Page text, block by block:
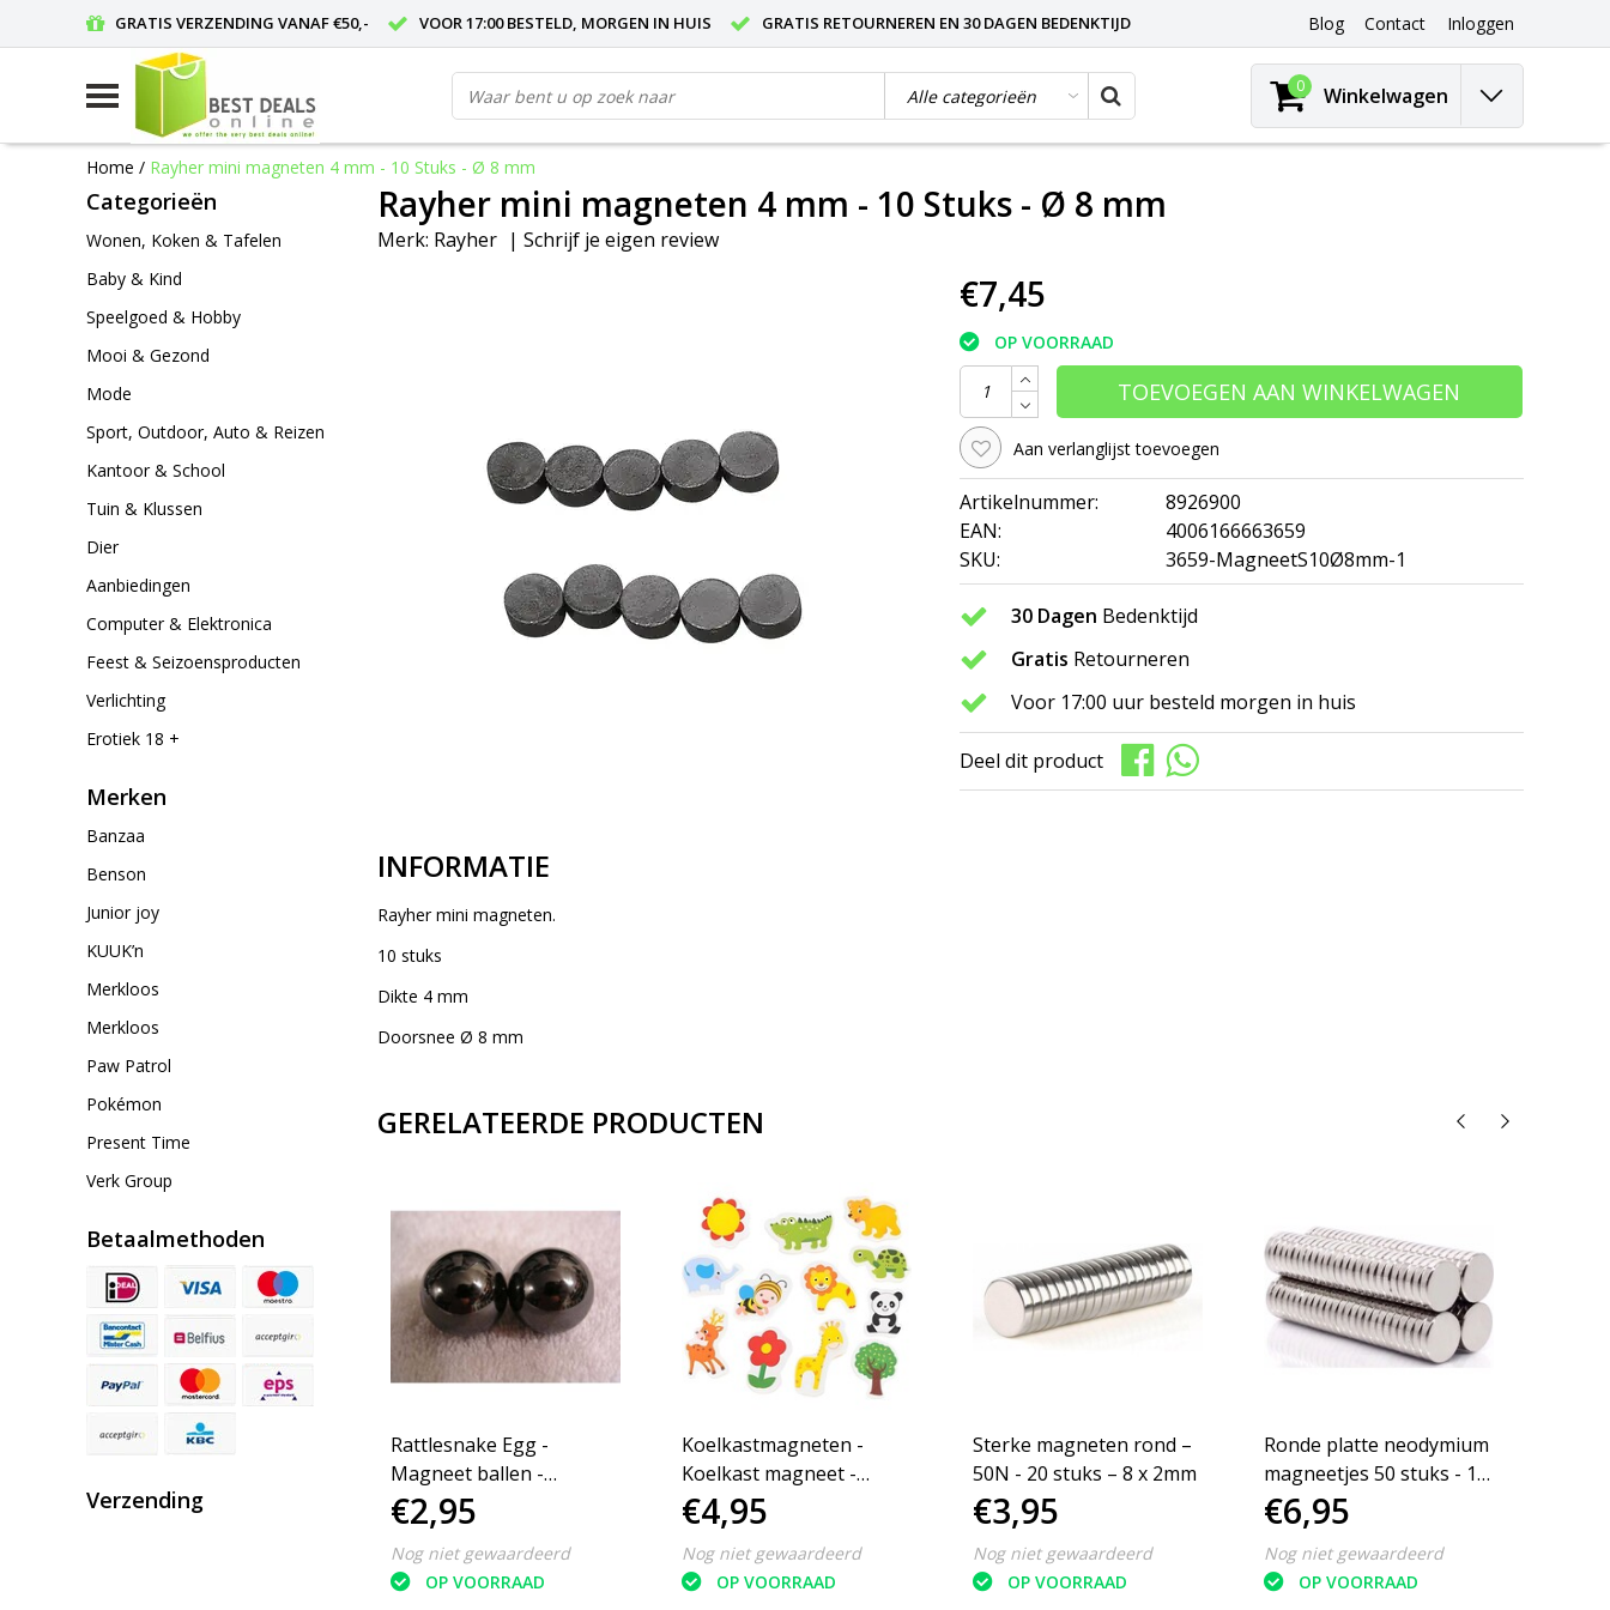
GRATIS VERZENDING VANAF €50,- VOOR 17:00 BESTELD, MORGEN IN HUIS GRATIS RETOURNEREN EN 30 DAGEN BEDENKTIJD Blog Contact Inloggen
0 Winkelwagen
Home / Rayher mini magneten 4 mm - 10 Stuks - Ø 8 mm
Categorieën
Wonen, Koken & Tafelen
Baby & Kind
Speelgoed & Hobby
Mooi & Gezond
Mode
Sport, Outdoor, Auto & Reizen
Kantoor & School
Tuin & Klussen
Dier
Aanbiedingen
Computer & Elektronica
Feest & Seizoensproducten
Verlichting
Erotiek 18 +
Merken
Banzaa
Benson
Junior joy
KUUK’n
Merkloos
Merkloos
Paw Patrol
Pokémon
Present Time
Verk Group
Betaalmethoden
Verzending
Rayher mini magneten 4 mm - 10 Stuks - Ø 8 mm
Merk: Rayher | Schrijf je eigen review
€7,45
OP VOORRAAD
TOEVOEGEN AAN WINKELWAGEN
Aan verlanglijst toevoegen
Artikelnummer:
8926900
EAN:
4006166663659
SKU:
3659-MagneetS10Ø8mm-1
30 Dagen Bedenktijd
Gratis Retourneren
Voor 17:00 uur besteld morgen in huis
Deel dit product
INFORMATIE
Rayher mini magneten.
10 stuks
Dikte 4 mm
Doorsnee Ø 8 mm
GERELATEERDE PRODUCTEN
Rayher mini magneten 1
€7,45
Rattlesnake Egg -
Magneet ballen -
Magneten - Fidget
€2,95
Nog niet gewaardeerd
OP VOORRAAD
Koelkastmagneten -
Koelkast magneet -
€4,95
Nog niet gewaardeerd
OP VOORRAAD
Sterke magneten rond –
50N - 20 stuks – 8 x 2mm
€3,95
Nog niet gewaardeerd
OP VOORRAAD
Ronde platte neodymium
magneetjes 50 stuks - 10
x 2 mm - zeer sterk -
neodymium magneet -
koelkast - whiteboard
€6,95
Nog niet gewaardeerd
OP VOORRAAD